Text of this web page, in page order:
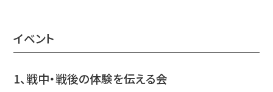
イベント
1、戦中・戦後の体験を伝える会